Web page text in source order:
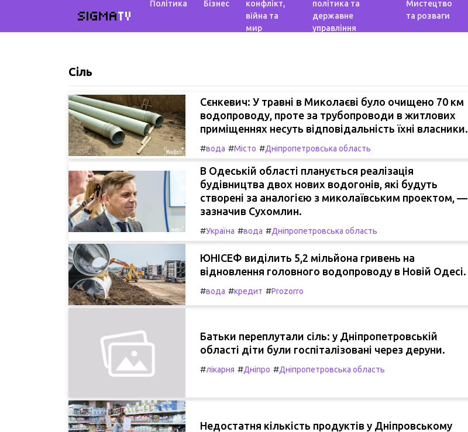
SIGMATV
Політика Бізнес
конфлікт,
війна та
мир
політика та
державне
управління
Мистецтво
та розваги
Сіль
Сєнкевич: У травні в Миколаєві було очищено 70 км
водопроводу, проте за трубопроводи в житлових
приміщеннях несуть відповідальність їхні власники.
#вода #Місто #Дніпропетровська область
В Одеській області планується реалізація
будівництва двох нових водогонів, які будуть
створені за аналогією з миколаївським проектом, —
зазначив Сухомлин.
#Україна #вода #Дніпропетровська область
ЮНІСЕФ виділить 5,2 мільйона гривень на
відновлення головного водопроводу в Новій Одесі.
#вода #кредит #Prozorro
Батьки переплутали сіль: у Дніпропетровській
області діти були госпіталізовані через деруни.
#лікарня #Дніпро #Дніпропетровська область
Недостатня кількість продуктів у Дніпровському